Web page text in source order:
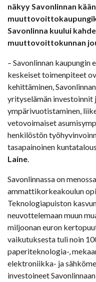
näkyy Savonlinnan
Savonlinna kuului
muuttovoittokunnan
– Savonlinnan kaupungin
keskeiset toimenpiteet
kehittäminen,
yrityselämän investoinnit
ympärivuotistaminen,
vetovoimaiset
henkilöstön
tasapainoinen
Laine.
Savonlinnassa on
ammattikorkeakoulun
Teknologiapuiston
neuvottelemaan muun
miljoonan euron
vaikutuksesta tuli noin
paperiteknologia-,
elektroniikka- ja
investoineet